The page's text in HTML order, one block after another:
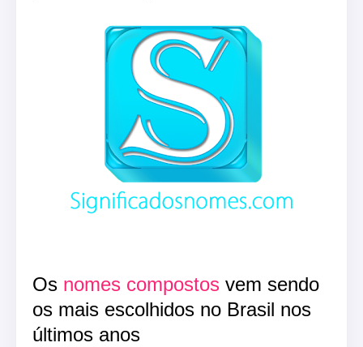
Os nomes compostos vem sendo
os mais escolhidos no Brasil nos
últimos anos